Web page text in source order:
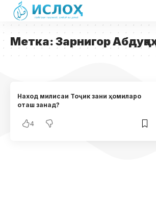
Метка:Зарнигор
Наход милисаи Тоҷик зани ҳомиларо
оташ занад?
4